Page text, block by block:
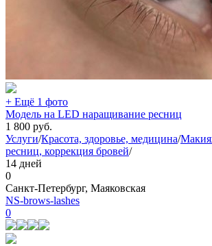
+ Ещё 1 фото
Модель на LED наращивание ресниц
1 800 руб.
Услуги/Красота, здоровье, медицина/
ресниц, коррекция бровей/
14 дней
0
Санкт-Петербург, Маяковская
NS-brows-lashes
0